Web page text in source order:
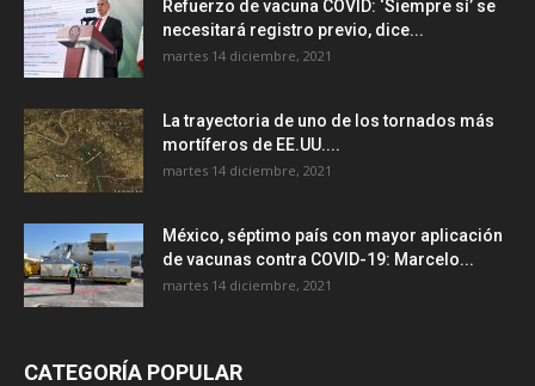
Refuerzo de vacuna COVID: ‘Siempre sí’ se
necesitará registro previo, dice...
martes 14 diciembre, 2021
La trayectoria de uno de los tornados más
mortíferos de EE.UU....
martes 14 diciembre, 2021
México, séptimo país con mayor aplicación
de vacunas contra COVID-19: Marcelo...
martes 14 diciembre, 2021
CATEGORÍA POPULAR